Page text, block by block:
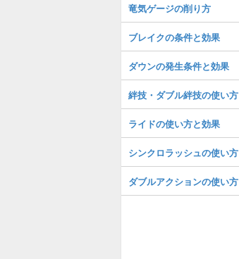
竜気ゲージの削り方
ブレイクの条件と効果
ダウンの発生条件と効果
絆技・ダブル絆技の使い方
ライドの使い方と効果
シンクロラッシュの使い方
ダブルアクションの使い方